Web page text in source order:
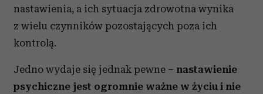
nastawienia, a ich sytuacja zdrowotna wynika
z wielu czynników pozostających poza ich
kontrolą.
Jedno wydaje się jednak pewne – nastawienie
psychiczne jest ogromnie ważne w życiu i nie